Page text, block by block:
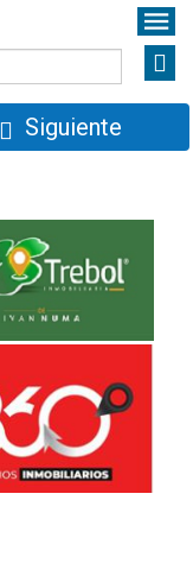
Siguiente